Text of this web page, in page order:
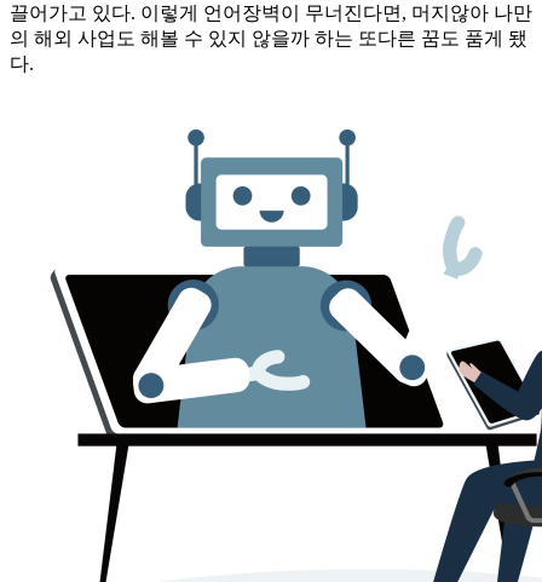
끌어가고 있다. 이렇게 언어장벽이 무너진다면, 머지않아 나만
의 해외 사업도 해볼 수 있지 않을까 하는 또다른 꿈도 품게 됐
다.